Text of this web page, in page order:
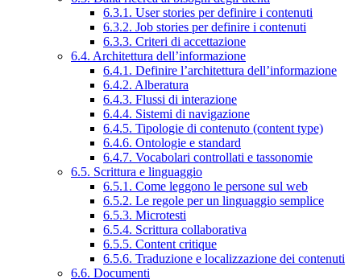
6.3.1. User stories per definire i contenuti
6.3.2. Job stories per definire i contenuti
6.3.3. Criteri di accettazione
6.4. Architettura dell’informazione
6.4.1. Definire l’architettura dell’informazione
6.4.2. Alberatura
6.4.3. Flussi di interazione
6.4.4. Sistemi di navigazione
6.4.5. Tipologie di contenuto (content type)
6.4.6. Ontologie e standard
6.4.7. Vocabolari controllati e tassonomie
6.5. Scrittura e linguaggio
6.5.1. Come leggono le persone sul web
6.5.2. Le regole per un linguaggio semplice
6.5.3. Microtesti
6.5.4. Scrittura collaborativa
6.5.5. Content critique
6.5.6. Traduzione e localizzazione dei contenuti
6.6. Documenti